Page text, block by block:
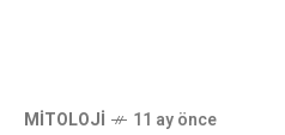
MITOLOJI 11 ay önce